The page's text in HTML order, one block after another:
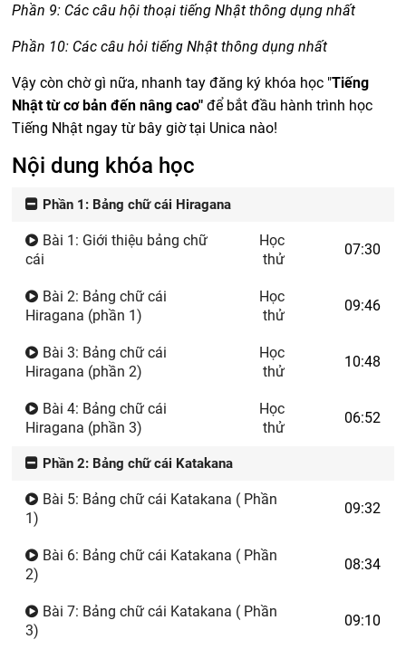
Phần 9: Các câu hội thoại tiếng Nhật thông dụng nhất
Phần 10: Các câu hỏi tiếng Nhật thông dụng nhất
Vậy còn chờ gì nữa, nhanh tay đăng ký khóa học "Tiếng
Nhật từ cơ bản đến nâng cao" để bắt đầu hành trình học
Tiếng Nhật ngay từ bây giờ tại Unica nào!
Nội dung khóa học
Phần 1: Bảng chữ cái Hiragana
Bài 1: Giới thiệu bảng chữ
cái
Học
thử
07:30
Bài 2: Bảng chữ cái
Hiragana (phần 1)
Học
thử
09:46
Bài 3: Bảng chữ cái
Hiragana (phần 2)
Học
thử
10:48
Bài 4: Bảng chữ cái
Hiragana (phần 3)
Học
thử
06:52
Phần 2: Bảng chữ cái Katakana
Bài 5: Bảng chữ cái Katakana ( Phần
1)
09:32
Bài 6: Bảng chữ cái Katakana ( Phần
2)
08:34
Bài 7: Bảng chữ cái Katakana ( Phần
3)
09:10